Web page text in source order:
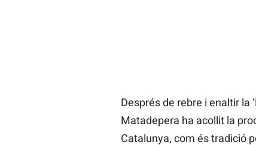
Després de rebre i enaltir la
Matadepera ha acollit la
Catalunya, com és tradició